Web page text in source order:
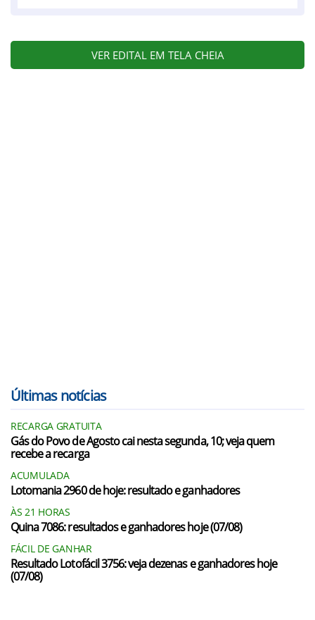
VER EDITAL EM TELA CHEIA
Últimas notícias
RECARGA GRATUITA
Gás do Povo de Agosto cai nesta segunda, 10; veja quem
recebe a recarga
ACUMULADA
Lotomania 2960 de hoje: resultado e ganhadores
ÀS 21 HORAS
Quina 7086: resultados e ganhadores hoje (07/08)
FÁCIL DE GANHAR
Resultado Lotofácil 3756: veja dezenas e ganhadores hoje
(07/08)